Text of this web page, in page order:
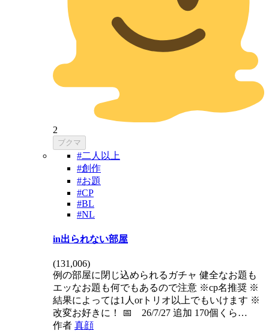
2
ブクマ
#二人以上
#創作
#お題
#CP
#BL
#NL
in出られない部屋
(131,006)
例の部屋に閉じ込められるガチャ 健全なお題も
エッなお題も何でもあるので注意 ※cp名推奨 ※
結果によっては1人orトリオ以上でもいけます ※
改変お好きに！ 📅 26/7/27 追加 170個くら…
作者 真顔